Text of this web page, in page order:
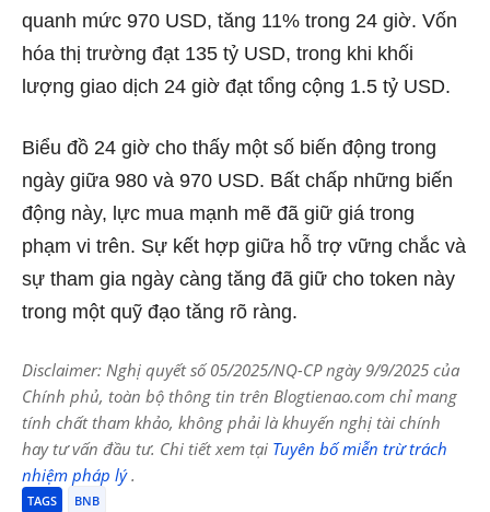
quanh mức 970 USD, tăng 11% trong 24 giờ. Vốn
hóa thị trường đạt 135 tỷ USD, trong khi khối
lượng giao dịch 24 giờ đạt tổng cộng 1.5 tỷ USD.
Biểu đồ 24 giờ cho thấy một số biến động trong
ngày giữa 980 và 970 USD. Bất chấp những biến
động này, lực mua mạnh mẽ đã giữ giá trong
phạm vi trên. Sự kết hợp giữa hỗ trợ vững chắc và
sự tham gia ngày càng tăng đã giữ cho token này
trong một quỹ đạo tăng rõ ràng.
Disclaimer: Nghị quyết số 05/2025/NQ-CP ngày 9/9/2025 của
Chính phủ, toàn bộ thông tin trên Blogtienao.com chỉ mang
tính chất tham khảo, không phải là khuyến nghị tài chính
hay tư vấn đầu tư. Chi tiết xem tại Tuyên bố miễn trừ trách
nhiệm pháp lý.
TAGS BNB